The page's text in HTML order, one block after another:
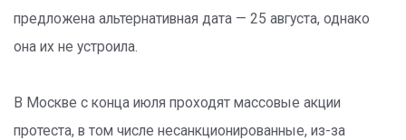
предложена альтернативная дата — 25 августа, однако
она их не устроила.
В Москве с конца июля проходят массовые акции
протеста, в том числе несанкционированные, из-за